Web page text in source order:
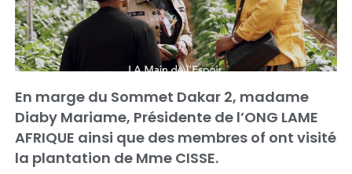
En marge du Sommet Dakar 2, madame
Diaby Mariame, Présidente de l’ONG LAME
AFRIQUE ainsi que des membres of ont visité
la plantation de Mme CISSE.